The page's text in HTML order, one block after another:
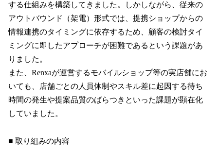
する仕組みを構築してきました。しかしながら、従来の
アウトバウンド（架電）形式では、提携ショップからの
情報連携のタイミングに依存するため、顧客の検討タイ
ミングに即したアプローチが困難であるという課題があ
りました。
また、Renxaが運営するモバイルショップ等の実店舗にお
いても、店舗ごとの人員体制やスキル差に起因する待ち
時間の発生や提案品質のばらつきといった課題が顕在化
していました。
■ 取り組みの内容